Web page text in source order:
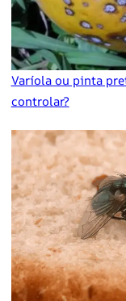
Varíola ou pinta
controlar?